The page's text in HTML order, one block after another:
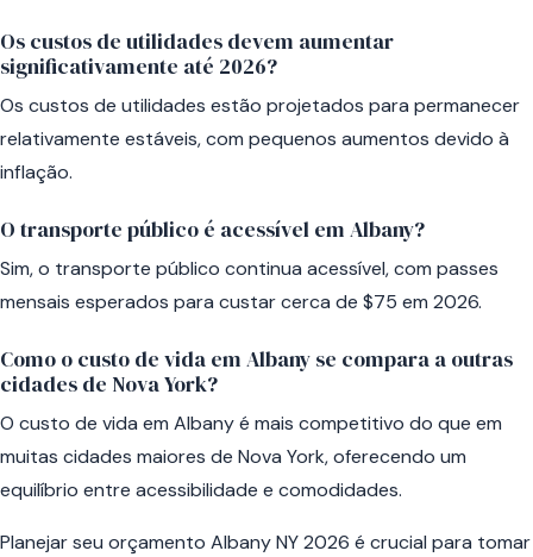
Os custos de utilidades devem aumentar
significativamente até 2026?
Os custos de utilidades estão projetados para permanecer
relativamente estáveis, com pequenos aumentos devido à
inflação.
O transporte público é acessível em Albany?
Sim, o transporte público continua acessível, com passes
mensais esperados para custar cerca de $75 em 2026.
Como o custo de vida em Albany se compara a outras
cidades de Nova York?
O custo de vida em Albany é mais competitivo do que em
muitas cidades maiores de Nova York, oferecendo um
equilíbrio entre acessibilidade e comodidades.
Planejar seu orçamento Albany NY 2026 é crucial para tomar